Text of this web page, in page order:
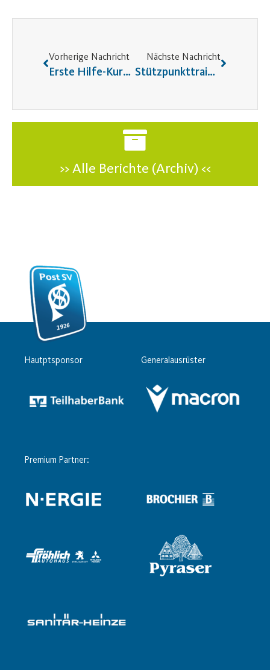
Vorherige Nachricht
Erste Hilfe-Kurs der Ju-Jutsu/FMA Abteilungstrainer
Nächste Nachricht
Stützpunkttraining Würfe
>> Alle Berichte (Archiv) <<
Hautptsponsor Generalausrüster
Premium Partner: